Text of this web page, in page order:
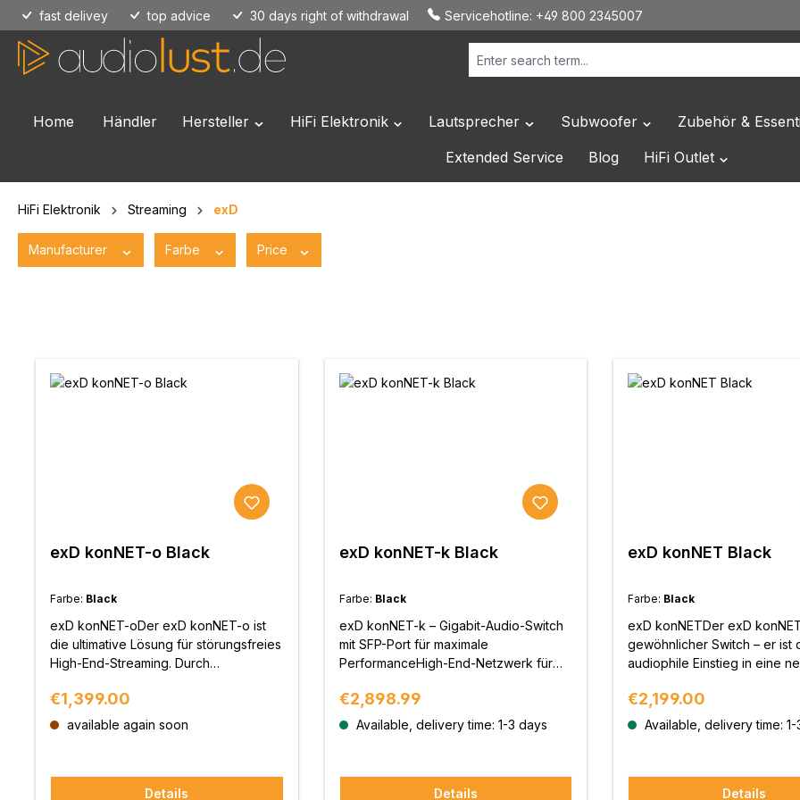
to main content
Skip to search
Skip to main navigation
fast delivey top advice 30 days right of withdrawal Servicehotline: +49 800 2345007
Home Händler Hersteller Open or close the dropdown menu from the category Hersteller
HiFi Elektronik Open or close the dropdown menu from the category HiFi Elektronik
Lautsprecher Open or close the dropdown menu from the
Subwoofer Open or close the
Zubehör &
Extended Service Blog HiFi Outlet Open or
HiFi Elektronik Streaming exD
Manufacturer Farbe Price
exD konNET-o Black
Farbe: Black
exD konNET-oDer exD konNET-o ist
die ultimative Lösung für störungsfreies
High-End-Streaming. Durch
mittels Glasfaser eliminiert er
Störströme und sorgt für ein
kompromisslos getrenntViele
Streaming-Systeme leiden unter
Regular price:
€1,399.00
available again soon
Details
exD konNET-k Black
Farbe: Black
exD konNET-k – Gigabit-Audio-Switch
mit SFP-Port für maximale
PerformanceHigh-End-Netzwerk für
konNET-k wurde für Musikliebhaber
entwickelt, die höchste
klassischen RJ45-Ports verfügt dieses
Modell über einen SFP-Port für
Regular price:
€2,898.99
Available, delivery time: 1-3 days
Details
exD konNET Black
Farbe: Black
exD konNETDer exD
gewöhnlicher Switch – er ist
audiophile Einstieg in eine
OCXO-Femto-Clock,
Trennung und internem
Klangerlebnis.High-End-
kompromisslos
Regular price:
€2,199.00
Available, delivery time: 1-
Details